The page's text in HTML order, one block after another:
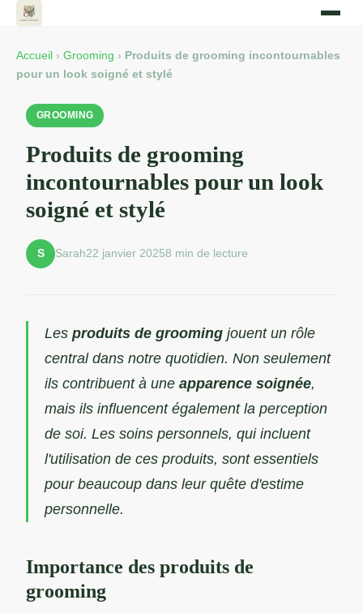
Accueil › Grooming › Produits de grooming incontournables
pour un look soigné et stylé
GROOMING
Produits de grooming
incontournables pour un look
soigné et stylé
S Sarah22 janvier 20258 min de lecture
Les produits de grooming jouent un rôle
central dans notre quotidien. Non seulement
ils contribuent à une apparence soignée,
mais ils influencent également la perception
de soi. Les soins personnels, qui incluent
l'utilisation de ces produits, sont essentiels
pour beaucoup dans leur quête d'estime
personnelle.
Importance des produits de
grooming